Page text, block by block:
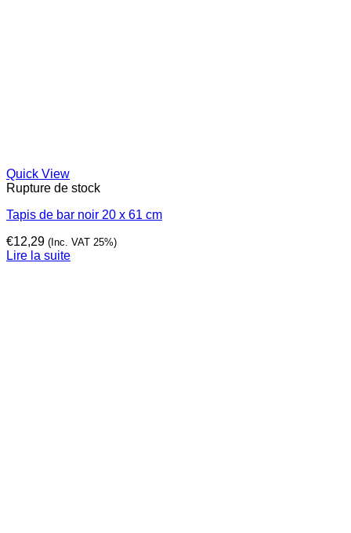
Quick View
Rupture de stock
Tapis de bar noir 20 x 61 cm
€12,29 (Inc. VAT 25%)
Lire la suite